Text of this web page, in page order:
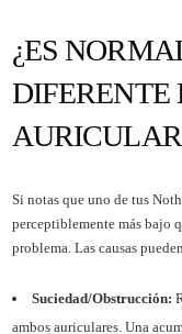
¿ES
DIFERENTE
Si notas que uno de tus
perceptiblemente más bajo
problema. Las causas
Suciedad/Obstrucción:
ambos auriculares. Una